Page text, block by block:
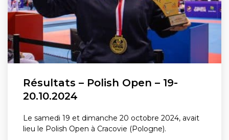
Résultats – Polish Open – 19-
20.10.2024
Le samedi 19 et dimanche 20 octobre 2024, avait
lieu le Polish Open à Cracovie (Pologne).